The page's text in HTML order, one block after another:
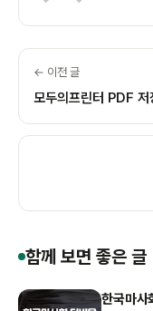
← 이전 글
모두의프린터 PDF 저
함께 보면 좋은 글
한국마사